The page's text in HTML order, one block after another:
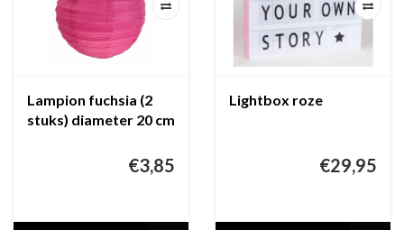
Lampion fuchsia (2
stuks) diameter 20 cm
€3,85
Lightbox roze
€29,95